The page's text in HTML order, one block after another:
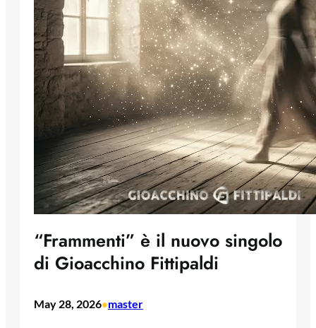
“Frammenti” è il nuovo singolo
di Gioacchino Fittipaldi
May 28, 2026•master